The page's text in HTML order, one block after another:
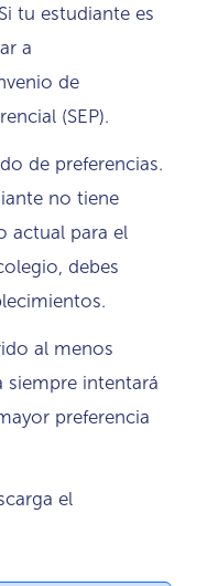
tu estudiante es
a
de
(SEP).
de preferencias.
no tiene
actual para el
debes
al menos
siempre intentará
preferencia
el